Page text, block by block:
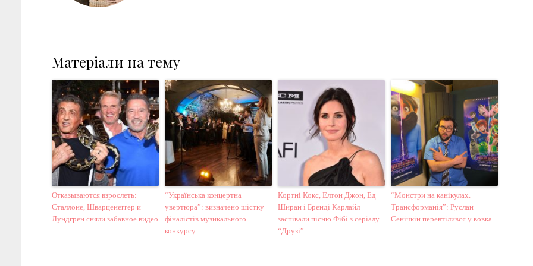
Матеріали на тему
Отказываются взрослеть:
Сталлоне, Шварценеггер и
Лундгрен сняли забавное видео
“Українська концертна
увертюра”: визначено шістку
фіналістів музикального
конкурсу
Кортні Кокс, Елтон Джон, Ед
Ширан і Бренді Карлайл
заспівали пісню Фібі з серіалу
“Друзі”
“Монстри на канікулах.
Трансформанія”: Руслан
Сенічкін перевтілився у вовка